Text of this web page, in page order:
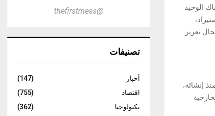
الوحيد
تعزيز
إنشائه،
@thefirstmess
تصنيفات
أخبار
(147)
اقتصاد
(755)
تكنولوجيا
(362)